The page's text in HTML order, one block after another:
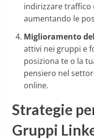
indirizzare traffico
aumentando le
Miglioramento
attivi nei gruppi e
posiziona te o la
pensiero nel
online.
Strategie
Gruppi